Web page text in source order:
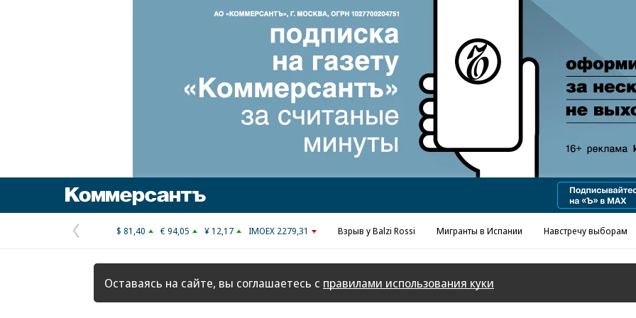
Реклама в «Ъ» www.kommersant.ru/ad
Предыдущая
страница
$ 81,40 € 94,05 ¥ 12,17 IMOEX 2279,31 Взрыв у Balzi Rossi Мигранты в Испании Навстречу выборам
Оставаясь на сайте, вы соглашаетесь с правилами использования куки